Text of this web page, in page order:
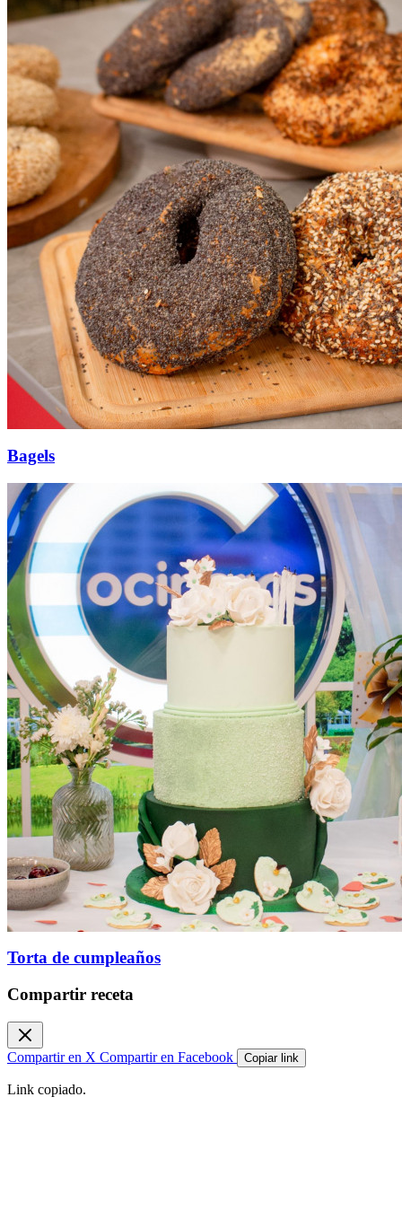
Bagels
Torta de cumpleaños
Compartir receta
Compartir en X Compartir en Facebook Copiar link
Link copiado.